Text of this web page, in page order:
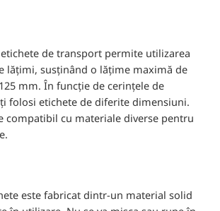
de transport permite utilizarea
lățimi, susținând o lățime maximă de
mm. În funcție de cerințele de
folosi etichete de diferite dimensiuni.
compatibil cu materiale diverse pentru
este fabricat dintr-un material solid